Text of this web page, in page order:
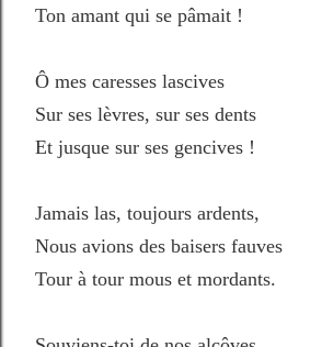
Ton amant qui se pâmait !
Ô mes caresses lascives
Sur ses lèvres, sur ses dents
Et jusque sur ses gencives !
Jamais las, toujours ardents,
Nous avions des baisers fauves
Tour à tour mous et mordants.